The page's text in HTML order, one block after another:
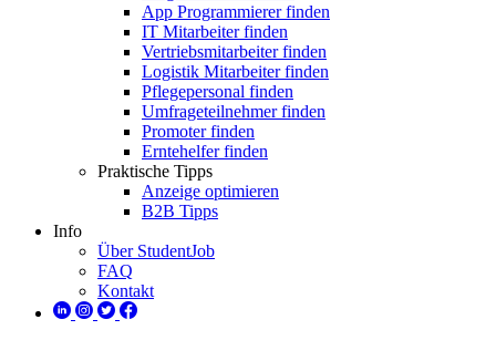
App Programmierer finden
IT Mitarbeiter finden
Vertriebsmitarbeiter finden
Logistik Mitarbeiter finden
Pflegepersonal finden
Umfrageteilnehmer finden
Promoter finden
Erntehelfer finden
Praktische Tipps
Anzeige optimieren
B2B Tipps
Info
Über StudentJob
FAQ
Kontakt